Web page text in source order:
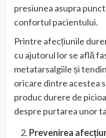
presiunea asupra
confortul pacientului.
Printre afecțiunile
cu ajutorul lor se află
metatarsalgiile și
oricare dintre acestea
produc durere de
despre purtarea unor
Prevenirea